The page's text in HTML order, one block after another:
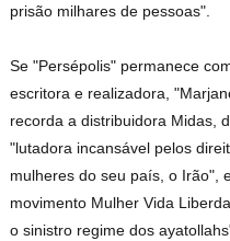
prisão milhares de pessoas".
Se "Persépolis" permanece
escritora e realizadora,
recorda a distribuidora Midas,
"lutadora incansável pelos
mulheres do seu país, o Irão",
movimento Mulher Vida
o sinistro regime dos